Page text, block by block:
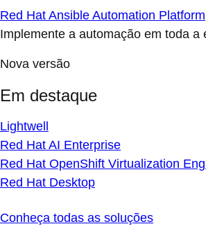
Red Hat Ansible Automation Platform
Implemente a automação em toda a
Nova versão
Em destaque
Lightwell
Red Hat AI Enterprise
Red Hat OpenShift Virtualization
Red Hat Desktop
Conheça todas as soluções